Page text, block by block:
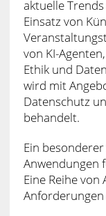
aktuelle
Einsatz von
von KI-
Ethik und
wird mit
Datenschutz
behandelt.
Ein
Anwendungen
Eine Reihe